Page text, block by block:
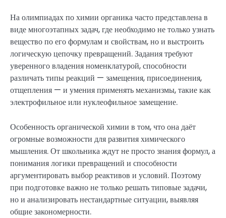
На олимпиадах по химии органика часто представлена в
виде многоэтапных задач, где необходимо не только узнать
вещество по его формулам и свойствам, но и выстроить
логическую цепочку превращений. Задания требуют
уверенного владения номенклатурой, способности
различать типы реакций — замещения, присоединения,
отщепления — и умения применять механизмы, такие как
электрофильное или нуклеофильное замещение.
Особенность органической химии в том, что она даёт
огромные возможности для развития химического
мышления. От школьника ждут не просто знания формул, а
понимания логики превращений и способности
аргументировать выбор реактивов и условий. Поэтому
при подготовке важно не только решать типовые задачи,
но и анализировать нестандартные ситуации, выявляя
общие закономерности.